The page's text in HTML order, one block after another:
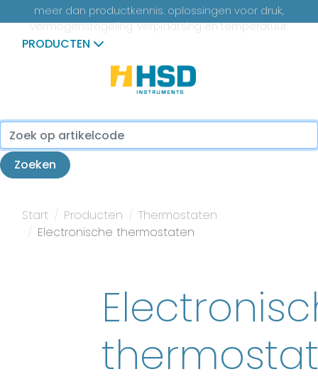
meer dan productkennis. oplossingen voor druk,
vermogensregeling, verplaatsing en temperatuur.
PRODUCTEN
...
Zoeken
Start Producten
Thermostaten
Electronische thermostaten